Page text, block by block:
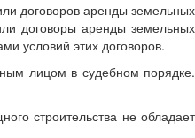
договоров аренды земельных
договоры аренды земельных
условий этих договоров.
лицом в судебном порядке.
строительства не обладает